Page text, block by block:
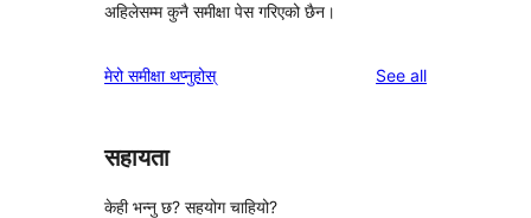
अहिलेसम्म कुनै समीक्षा पेस गरिएको छैन।
मेरो समीक्षा थप्नुहोस् See allreviews
सहायता
केही भन्नु छ? सहयोग चाहियो?